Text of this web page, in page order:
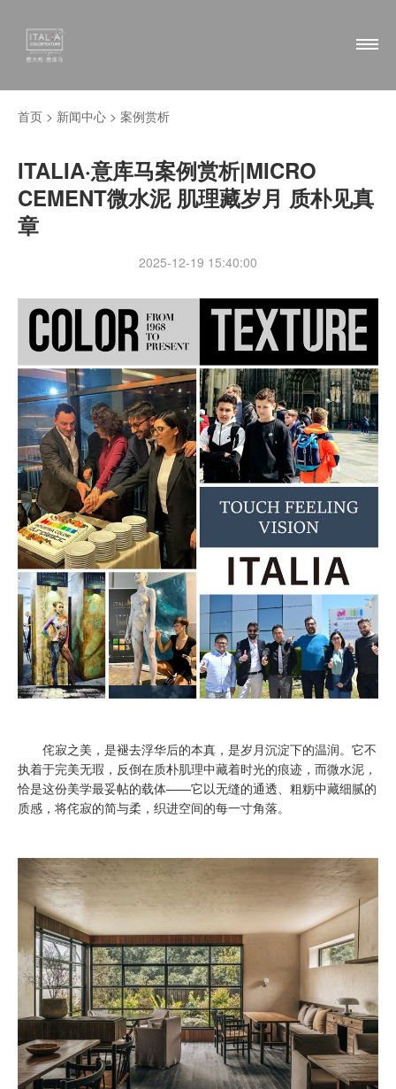
首页 > 新闻中心 > 案例赏析
ITALIA·意库马案例赏析|MICRO
CEMENT微水泥 肌理藏岁月 质朴见真
章
2025-12-19 15:40:00
侘寂之美，是褪去浮华后的本真，是岁月沉淀下的温润。它不
执着于完美无瑕，反倒在质朴肌理中藏着时光的痕迹，而微水泥，
恰是这份美学最妥帖的载体——它以无缝的通透、粗粝中藏细腻的
质感，将侘寂的简与柔，织进空间的每一寸角落。